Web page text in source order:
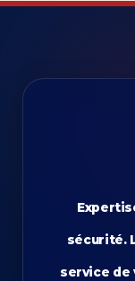
sécurité.
service de